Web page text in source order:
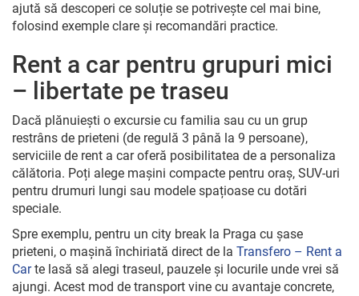
ajută să descoperi ce soluție se potrivește cel mai bine,
folosind exemple clare și recomandări practice.
Rent a car pentru grupuri mici
– libertate pe traseu
Dacă plănuiești o excursie cu familia sau cu un grup
restrâns de prieteni (de regulă 3 până la 9 persoane),
serviciile de rent a car oferă posibilitatea de a personaliza
călătoria. Poți alege mașini compacte pentru oraș, SUV-uri
pentru drumuri lungi sau modele spațioase cu dotări
speciale.
Spre exemplu, pentru un city break la Praga cu șase
prieteni, o mașină închiriată direct de la Transfero – Rent a
Carte lasă să alegi traseul, pauzele și locurile unde vrei să
ajungi. Acest mod de transport vine cu avantaje concrete,